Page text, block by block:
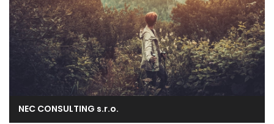
NEC CONSULTING s.r.o.